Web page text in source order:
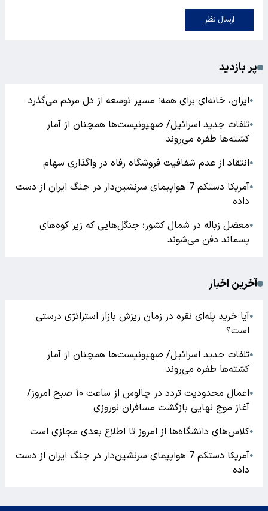
ارسال نظر
پر بازدید
●ایران، خانه‌ای برای همه؛ مسیر توسعه از دل مردم می‌گذرد
●تلفات جدید اسرائیل/ صهیونیست‌ها همچنان از آمار
کشته‌ها طفره می‌روند
●انتقاد از عدم شفافیت فروشگاه رفاه در واگذاری سهام
●
آمریکا دستکم 7 هواپیمای سرنشین‌دار در جنگ ایران از دست
داده
●معضل زباله در شمال کشور؛ جنگل‌هایی که زیر کوه‌های
پسماند دفن می‌شوند
آخرین اخبار
●آیا خرید پله‌ای نقره در زمان ریزش بازار استراتژی درستی
است؟
●تلفات جدید اسرائیل/ صهیونیست‌ها همچنان از آمار
کشته‌ها طفره می‌روند
●
اعمال محدودیت تردد در چالوس از ساعت ۱۰ صبح امروز/
آغاز موج نهایی بازگشت مسافران نوروزی
●کلاس‌های دانشگاه‌ها از امروز تا اطلاع بعدی مجازی است
●
آمریکا دستکم 7 هواپیمای سرنشین‌دار در جنگ ایران از دست
داده